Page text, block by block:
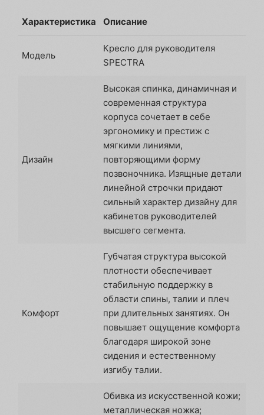
Характеристика Описание
Модель
Кресло для руководителя
SPECTRA
Дизайн
Высокая спинка, динамичная и
современная структура
корпуса сочетает в себе
эргономику и престиж с
мягкими линиями,
повторяющими форму
позвоночника. Изящные детали
линейной строчки придают
сильный характер дизайну для
кабинетов руководителей
высшего сегмента.
Комфорт
Губчатая структура высокой
плотности обеспечивает
стабильную поддержку в
области спины, талии и плеч
при длительных занятиях. Он
повышает ощущение комфорта
благодаря широкой зоне
сидения и естественному
изгибу талии.
Обивка из искусственной кожи;
металлическая ножка;